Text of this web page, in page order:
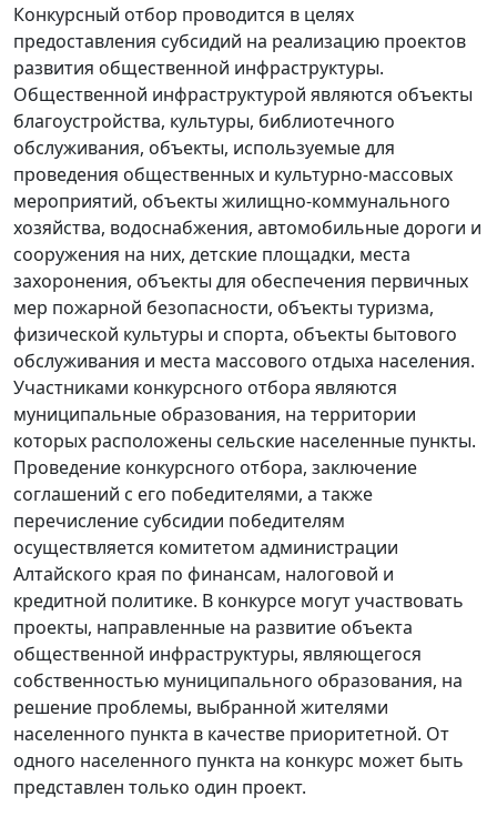
Конкурсный отбор проводится в целях
предоставления субсидий на реализацию проектов
развития общественной инфраструктуры.
Общественной инфраструктурой являются объекты
благоустройства, культуры, библиотечного
обслуживания, объекты, используемые для
проведения общественных и культурно-массовых
мероприятий, объекты жилищно-коммунального
хозяйства, водоснабжения, автомобильные дороги и
сооружения на них, детские площадки, места
захоронения, объекты для обеспечения первичных
мер пожарной безопасности, объекты туризма,
физической культуры и спорта, объекты бытового
обслуживания и места массового отдыха населения.
Участниками конкурсного отбора являются
муниципальные образования, на территории
которых расположены сельские населенные пункты.
Проведение конкурсного отбора, заключение
соглашений с его победителями, а также
перечисление субсидии победителям
осуществляется комитетом администрации
Алтайского края по финансам, налоговой и
кредитной политике. В конкурсе могут участвовать
проекты, направленные на развитие объекта
общественной инфраструктуры, являющегося
собственностью муниципального образования, на
решение проблемы, выбранной жителями
населенного пункта в качестве приоритетной. От
одного населенного пункта на конкурс может быть
представлен только один проект.